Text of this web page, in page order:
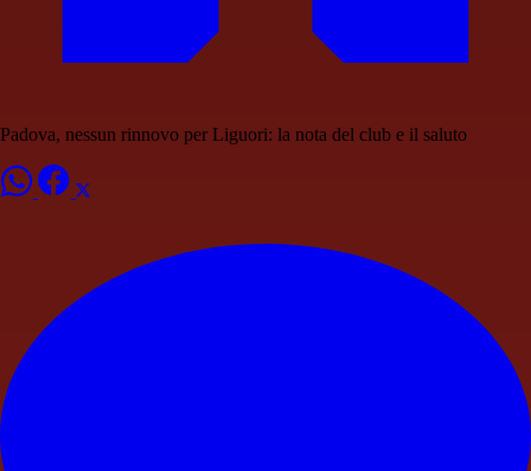
Padova, nessun rinnovo per Liguori: la nota del club e il saluto